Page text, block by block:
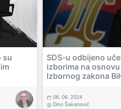
su
SDS-u odbijeno
izborima na
Izbornog zakona
06. 06. 2024
Dino Šakanović